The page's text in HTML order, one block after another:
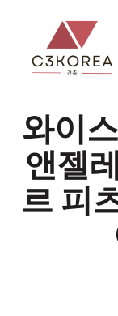
와이
앤젤
르 피